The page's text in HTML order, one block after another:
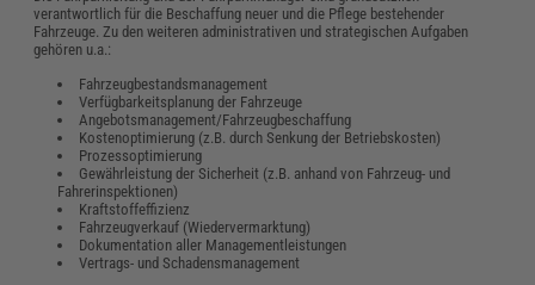
verantwortlich für die Beschaffung neuer und die Pflege bestehender
Fahrzeuge. Zu den weiteren administrativen und strategischen Aufgaben
gehören u.a.:
Fahrzeugbestandsmanagement
Verfügbarkeitsplanung der Fahrzeuge
Angebotsmanagement/Fahrzeugbeschaffung
Kostenoptimierung (z.B. durch Senkung der Betriebskosten)
Prozessoptimierung
Gewährleistung der Sicherheit (z.B. anhand von Fahrzeug- und
Fahrerinspektionen)
Kraftstoffeffizienz
Fahrzeugverkauf (Wiedervermarktung)
Dokumentation aller Managementleistungen
Vertrags- und Schadensmanagement